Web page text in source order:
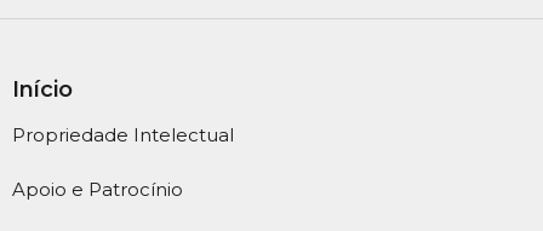
Início
Propriedade Intelectual
Apoio e Patrocínio